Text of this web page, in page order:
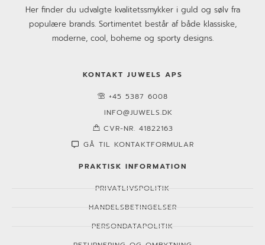
Her finder du udvalgte kvalitetssmykker i guld og sølv fra
populære brands. Sortimentet består af både klassiske,
moderne, cool, boheme og sporty designs.
KONTAKT JUWELS APS
+45 5387 6008
INFO@JUWELS.DK
CVR-NR. 41822163
GÅ TIL KONTAKTFORMULAR
PRAKTISK INFORMATION
PRIVATLIVSPOLITIK
HANDELSBETINGELSER
PERSONDATAPOLITIK